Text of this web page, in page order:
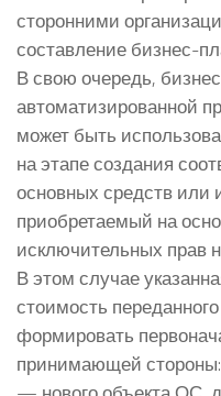
сторонними
составление бизнес-
В свою очередь,
автоматизированной
может быть
на этапе создания
основных средств или
приобретаемый на
исключительных прав
В этом случае
стоимость
формировать
принимающей стороны: